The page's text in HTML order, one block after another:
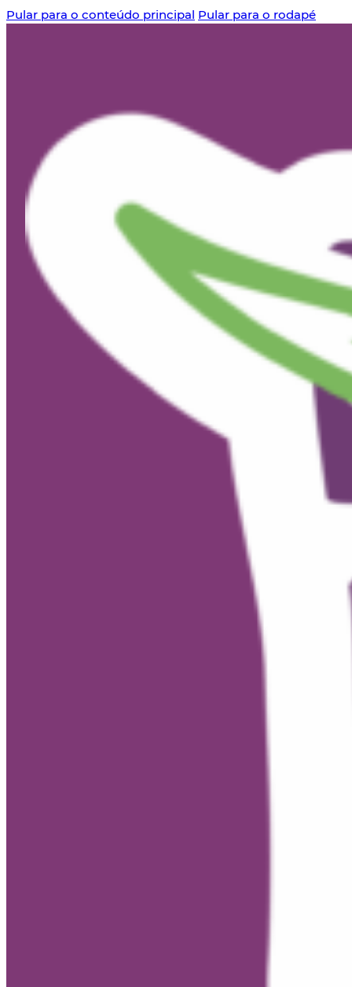
Pular para o conteúdo principal Pular para o rodapé